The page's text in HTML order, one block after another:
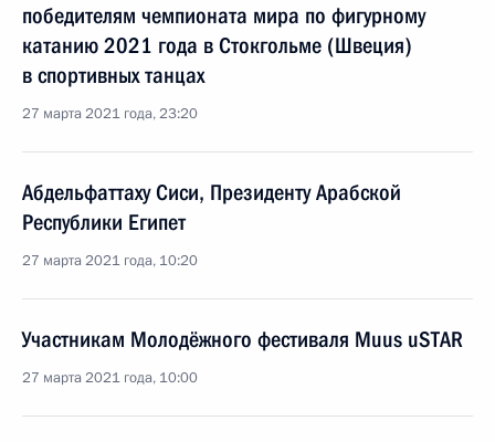
победителям чемпионата мира по фигурному
катанию 2021 года в Стокгольме (Швеция)
в спортивных танцах
27 марта 2021 года, 23:20
Абдельфаттаху Сиси, Президенту Арабской
Республики Египет
27 марта 2021 года, 10:20
Участникам Молодёжного фестиваля Muus uSTAR
27 марта 2021 года, 10:00